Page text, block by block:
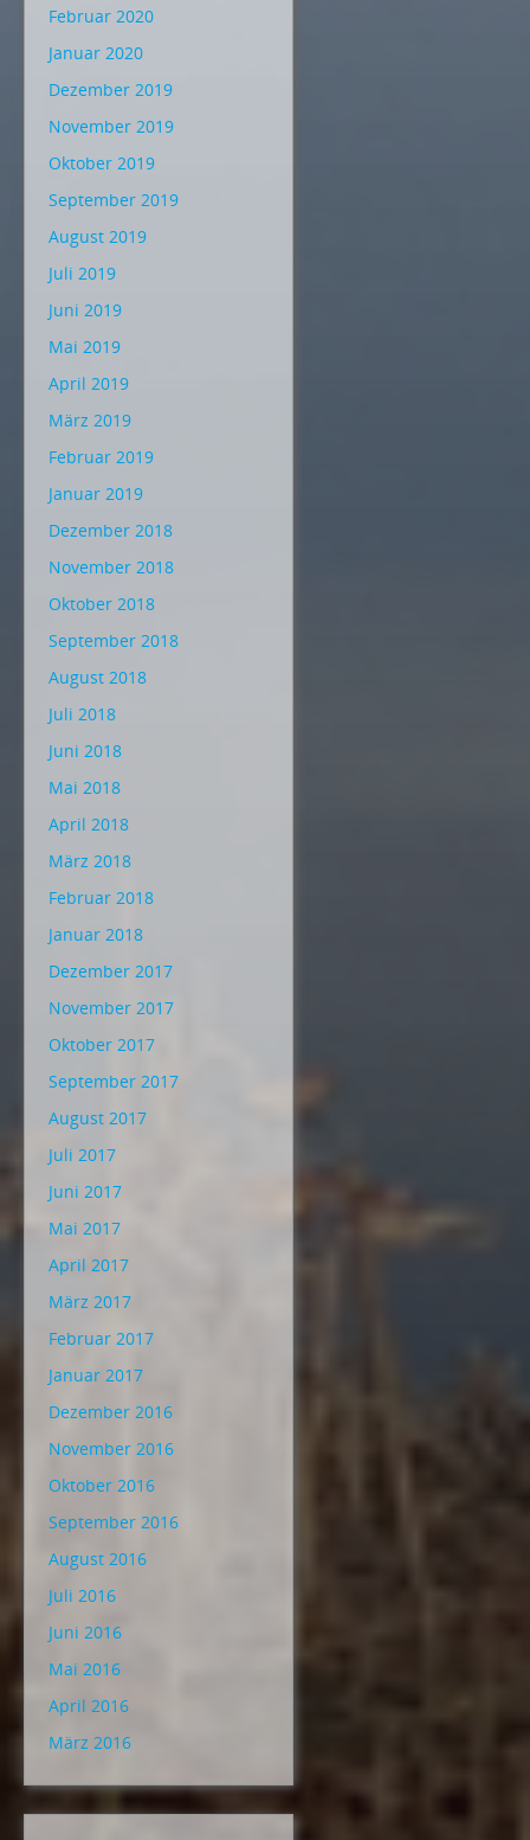
Februar 2020
Januar 2020
Dezember 2019
November 2019
Oktober 2019
September 2019
August 2019
Juli 2019
Juni 2019
Mai 2019
April 2019
März 2019
Februar 2019
Januar 2019
Dezember 2018
November 2018
Oktober 2018
September 2018
August 2018
Juli 2018
Juni 2018
Mai 2018
April 2018
März 2018
Februar 2018
Januar 2018
Dezember 2017
November 2017
Oktober 2017
September 2017
August 2017
Juli 2017
Juni 2017
Mai 2017
April 2017
März 2017
Februar 2017
Januar 2017
Dezember 2016
November 2016
Oktober 2016
September 2016
August 2016
Juli 2016
Juni 2016
Mai 2016
April 2016
März 2016